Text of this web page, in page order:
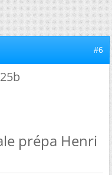
#6
prépa Henri